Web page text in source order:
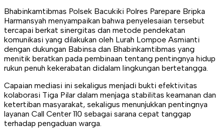
Bhabinkamtibmas Polsek Bacukiki Polres Parepare Bripka
Harmansyah menyampaikan bahwa penyelesaian tersebut
tercapai berkat sinergitas dan metode pendekatan
komunikasi yang dilakukan oleh Lurah Lompoe Asmianti
dengan dukungan Babinsa dan Bhabinkamtibmas yang
menitik beratkan pada pembinaan tentang pentingnya hidup
rukun penuh kekerabatan didalam lingkungan bertetangga.
Capaian mediasi ini sekaligus menjadi bukti efektivitas
kolaborasi Tiga Pilar dalam menjaga stabilitas keamanan dan
ketertiban masyarakat, sekaligus menunjukkan pentingnya
layanan Call Center 110 sebagai sarana cepat tanggap
terhadap pengaduan warga.